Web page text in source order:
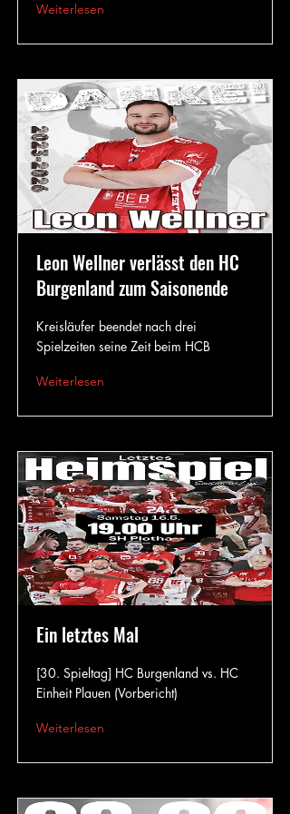
Weiterlesen
Leon Wellner verlässt den HC
Burgenland zum Saisonende
Kreisläufer beendet nach drei
Spielzeiten seine Zeit beim HCB
Weiterlesen
Ein letztes Mal
[30. Spieltag] HC Burgenland vs. HC
Einheit Plauen (Vorbericht)
Weiterlesen